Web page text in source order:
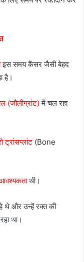
इस समय कैंसर जैसी बेहद
है।
(जौलीग्रांट) में चल रहा
ट्रांसप्लांट (Bone
थी।
थे और उन्हें रक्त की
था।